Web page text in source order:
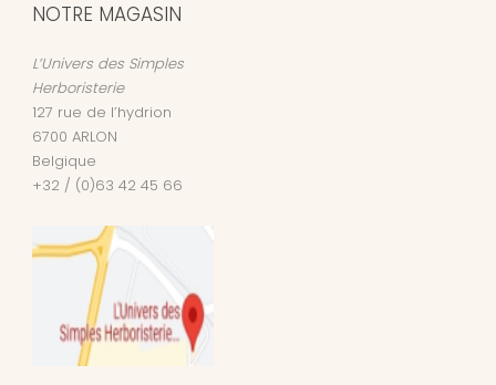
NOTRE MAGASIN
L’Univers des Simples
Herboristerie
127 rue de l’hydrion
6700 ARLON
Belgique
+32 / (0)63 42 45 66